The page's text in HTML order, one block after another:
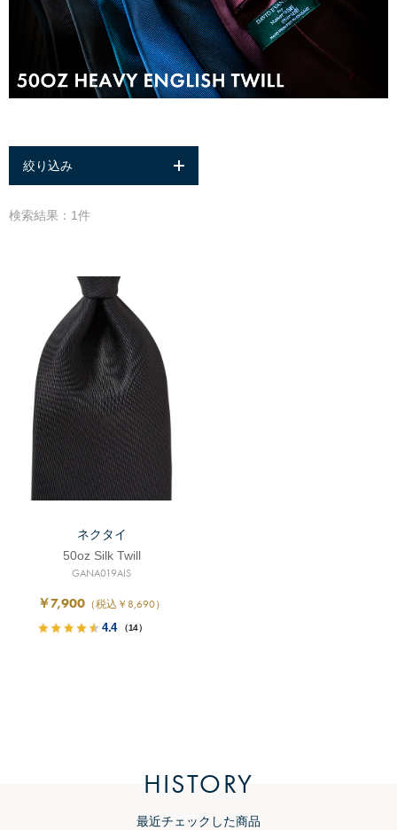
絞り込み
検索結果：1件
ネクタイ
50oz Silk Twill
GANA019AIS
￥7,900 （税込￥8,690）
4.4 （14）
HISTORY
最近チェックした商品